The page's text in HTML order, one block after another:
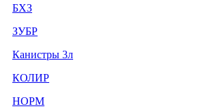
БХЗ
ЗУБР
Канистры 3л
КОЛИР
НОРМ